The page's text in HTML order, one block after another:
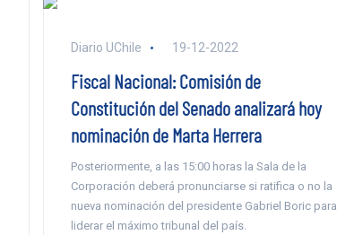
Diario UChile 19-12-2022
Fiscal Nacional: Comisión de
Constitución del Senado analizará hoy
nominación de Marta Herrera
Posteriormente, a las 15:00 horas la Sala de la
Corporación deberá pronunciarse si ratifica o no la
nueva nominación del presidente Gabriel Boric para
liderar el máximo tribunal del país.